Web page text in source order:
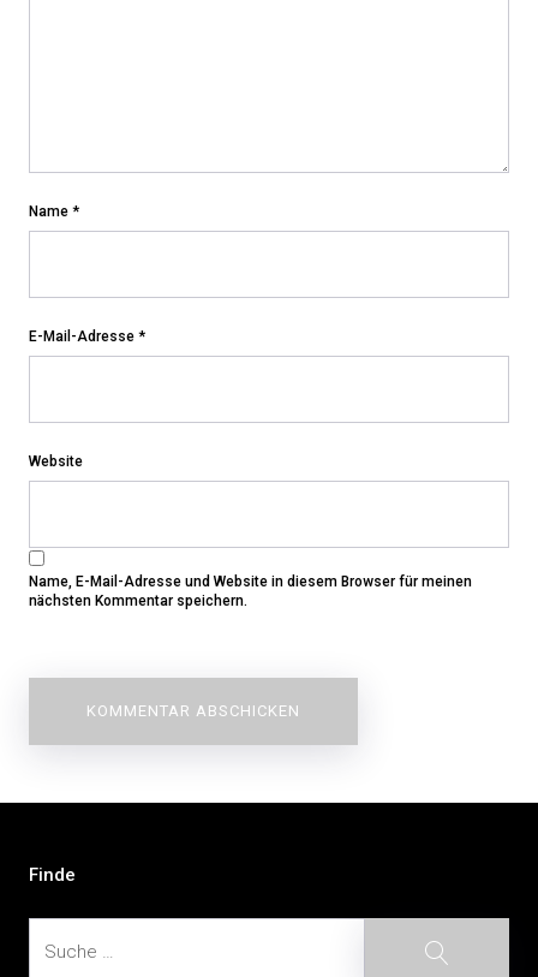
Name *
E-Mail-Adresse *
Website
Name, E-Mail-Adresse und Website in diesem Browser für meinen
nächsten Kommentar speichern.
Finde
Suche